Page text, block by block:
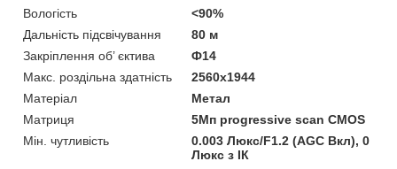
Вологість
<90%
Дальність підсвічування
80 м
Закріплення об’ єктива
Ф14
Макс. роздільна здатність
2560х1944
Матеріал
Метал
Матриця
5Мп progressive scan CMOS
Мін. чутливість
0.003 Люкс/F1.2 (AGC Bкл), 0
Люкс з ІК